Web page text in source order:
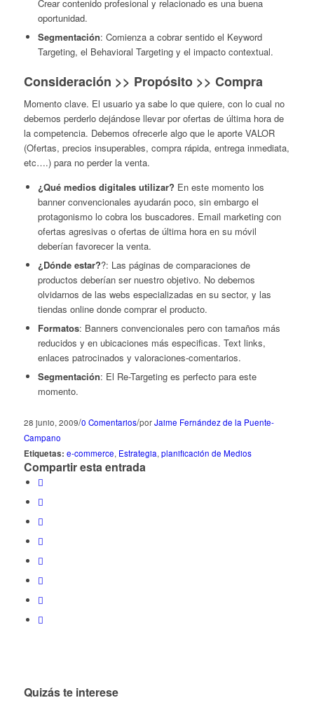
Crear contenido profesional y relacionado es una buena
oportunidad.
Segmentación: Comienza a cobrar sentido el Keyword
Targeting, el Behavioral Targeting y el impacto contextual.
Consideración >> Propósito >> Compra
Momento clave. El usuario ya sabe lo que quiere, con lo cual no
debemos perderlo dejándose llevar por ofertas de última hora de
la competencia. Debemos ofrecerle algo que le aporte VALOR
(Ofertas, precios insuperables, compra rápida, entrega inmediata,
etc….) para no perder la venta.
¿Qué medios digitales utilizar? En este momento los
banner convencionales ayudarán poco, sin embargo el
protagonismo lo cobra los buscadores. Email marketing con
ofertas agresivas o ofertas de última hora en su móvil
deberían favorecer la venta.
¿Dónde estar??: Las páginas de comparaciones de
productos deberían ser nuestro objetivo. No debemos
olvidarnos de las webs especializadas en su sector, y las
tiendas online donde comprar el producto.
Formatos: Banners convencionales pero con tamaños más
reducidos y en ubicaciones más especificas. Text links,
enlaces patrocinados y valoraciones-comentarios.
Segmentación: El Re-Targeting es perfecto para este
momento.
28 junio, 2009/0 Comentarios/porJaime Fernández de la Puente-
Campano
Etiquetas: e-commerce, Estrategia, planificación de Medios
Compartir esta entrada
Quizás te interese